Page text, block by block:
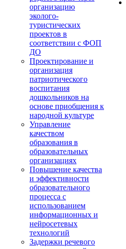
организацию
эколого-
туристических
проектов в
соответствии с ФОП
ДО
Проектирование и
организация
патриотического
воспитания
дошкольников на
основе приобщения к
народной культуре
Управление
качеством
образования в
образовательных
организациях
Повышение качества
и эффективности
образовательного
процесса с
использованием
информационных и
нейросетевых
технологий
Задержки речевого